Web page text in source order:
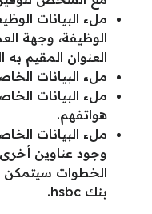
ملء البيانات
الوظيفة، وجهة
العنوان المقيم
ملء البيانات
ملء البيانات
هواتفهم.
ملء البيانات
وجود عناوين
الخطوات
بنك hsbc.